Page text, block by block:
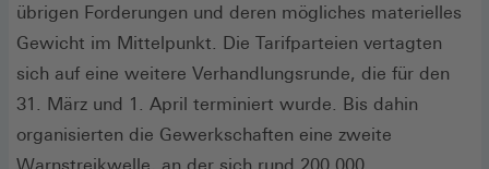
übrigen Forderungen und deren mögliches materielles
Gewicht im Mittelpunkt. Die Tarifparteien vertagten
sich auf eine weitere Verhandlungsrunde, die für den
31. März und 1. April terminiert wurde. Bis dahin
organisierten die Gewerkschaften eine zweite
Warnstreikwelle, an der sich rund 200.000